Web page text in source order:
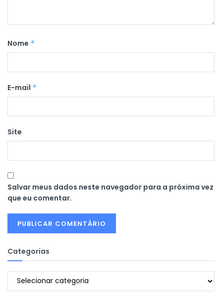
Nome *
E-mail *
Site
Salvar meus dados neste navegador para a próxima vez
que eu comentar.
Categorias
Categorias